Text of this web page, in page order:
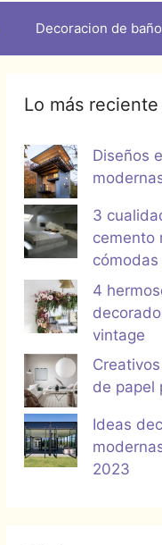
Decoracion de
Lo más reciente
Diseños
3
cemento
cómodas
4
vintage
de papel
Ideas
2023